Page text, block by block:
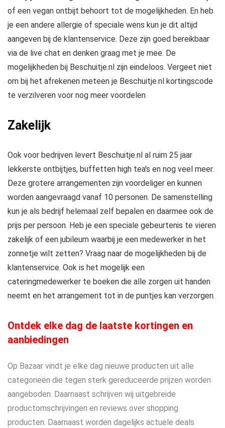
of een vegan ontbijt behoort tot de mogelijkheden. En heb
je een andere allergie of speciale wens kun je dit altijd
aangeven bij de klantenservice. Deze zijn goed bereikbaar
via de live chat en denken graag met je mee. De
mogelijkheden bij Beschuitje.nl zijn eindeloos. Vergeet niet
om bij het afrekenen meteen je Beschuitje.nl kortingscode
te verzilveren voor nog meer voordelen
Zakelijk
Ook voor bedrijven levert Beschuitje.nl al ruim 25 jaar
lekkerste ontbijtjes, buffetten high tea's en nog veel meer.
Deze grotere arrangementen zijn voordeliger en kunnen
worden aangevraagd vanaf 10 personen. De samenstelling
kun je als bedrijf helemaal zelf bepalen en daarmee ook de
prijs per persoon. Heb je een speciale gebeurtenis te vieren
zakelijk of een jubileum waarbij je een medewerker in het
zonnetje wilt zetten? Vraag naar de mogelijkheden bij de
klantenservice. Ook is het mogelijk een
cateringmedewerker te boeken die alle zorgen uit handen
neemt en het arrangement tot in de puntjes kan verzorgen.
Ontdek elke dag de laatste kortingen en
aanbiedingen
Op Bazaar vindt je elke dag nieuwe producten uit alle
categorieën die tegen sterk gereduceerde prijzen worden
aangeboden. Daarnaast schrijven wij uitgebreide
productomschrijvingen en reviews over shopping
producten. Daarnaast worden dagelijks actuele deals